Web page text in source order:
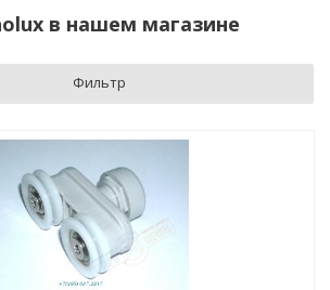
в нашем магазине
Фильтр